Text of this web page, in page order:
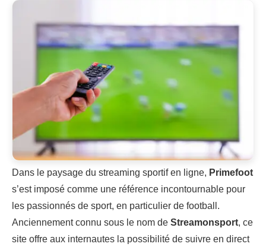
Dans le paysage du streaming sportif en ligne, Primefoot
s’est imposé comme une référence incontournable pour
les passionnés de sport, en particulier de football.
Anciennement connu sous le nom de Streamonsport, ce
site offre aux internautes la possibilité de suivre en direct